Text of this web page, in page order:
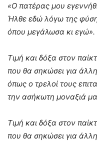
«Ο πατέρας μου
Ήλθε εδώ λόγω της
όπου μεγάλωσα κι εγώ».
Τιμή και δόξα στον
που θα σηκώσει για
όπως ο τρελοί τους
την ασήκωτη μοναξιά
Τιμή και δόξα στον
που θα σηκώσει για